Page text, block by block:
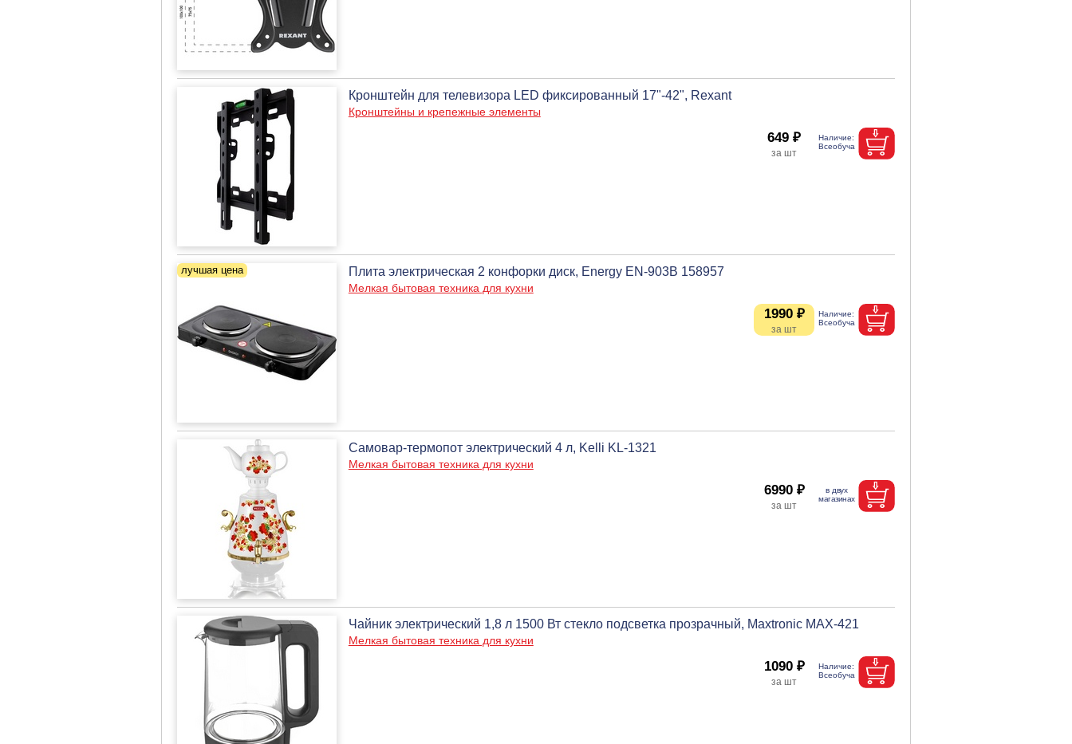
Кронштейн для телевизора LED фиксированный 17"-42", Rexant
Кронштейны и крепежные элементы
649 ₽
Плита электрическая 2 конфорки диск, Energy EN-903В 158957
Мелкая бытовая техника для кухни
1990 ₽
Самовар-термопот электрический 4 л, Kelli KL-1321
Мелкая бытовая техника для кухни
6990 ₽
Чайник электрический 1,8 л 1500 Вт стекло подсветка прозрачный, Maxtronic MAX-421
Мелкая бытовая техника для кухни
1090 ₽